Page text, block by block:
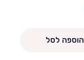
הוספה לסל